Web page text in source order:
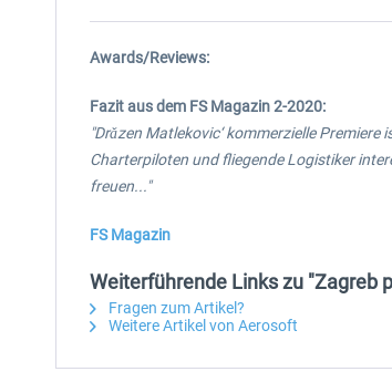
Awards/Reviews:
Fazit aus dem FS Magazin 2-2020:
"Drǎzen Matlekovic‘ kommerzielle
Charterpiloten und fliegende Logistiker
freuen..."
FS Magazin
Weiterführende Links zu "Zagreb
Fragen zum Artikel?
Weitere Artikel von Aerosoft